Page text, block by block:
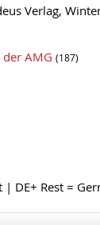
Verlag,
AMG (187)
| DE+ Rest =